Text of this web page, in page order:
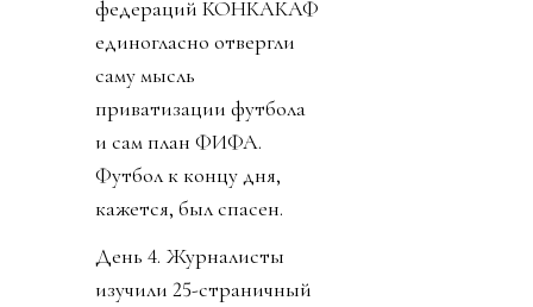
федераций КОНКАКАФ
единогласно отвергли
саму мысль
приватизации футбола
и сам план ФИФА.
Футбол к концу дня,
кажется, был спасен.
День 4. Журналисты
изучили 25-страничный